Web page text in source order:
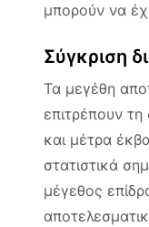
μπορούν να
Σύγκριση
Τα μεγέθη
επιτρέπουν
και μέτρα
στατιστικά
μέγεθος